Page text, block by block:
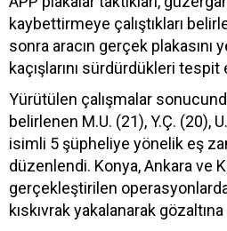
kaybettirmeye çalıştıkları
sonra aracın gerçek plakasını
kaçışlarını sürdürdükleri tespit
Yürütülen çalışmalar
belirlenen M.U. (21), Y.Ç. (20),
isimli 5 şüpheliye yönelik eş
düzenlendi. Konya, Ankara ve
gerçekleştirilen
kıskıvrak yakalanarak gözaltına